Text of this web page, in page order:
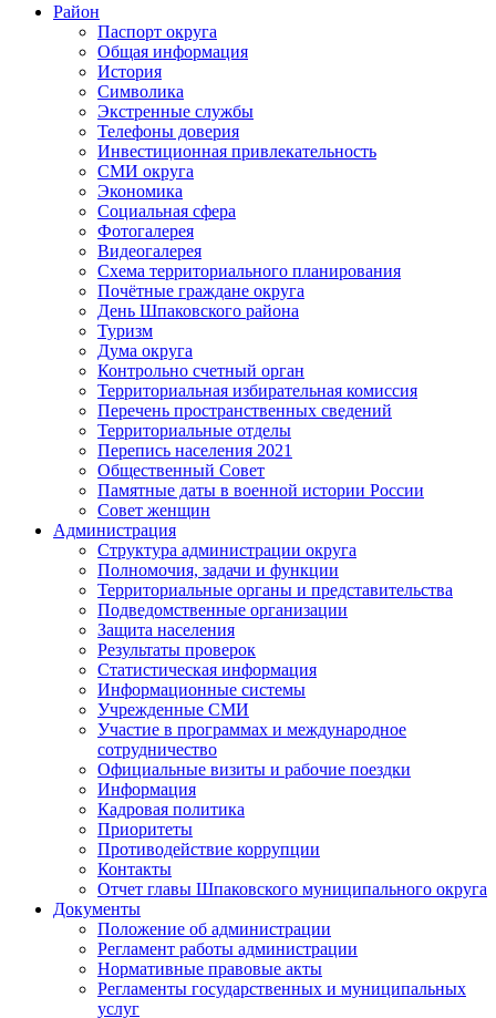
Район
Паспорт округа
Общая информация
История
Символика
Экстренные службы
Телефоны доверия
Инвестиционная привлекательность
СМИ округа
Экономика
Социальная сфера
Фотогалерея
Видеогалерея
Схема территориального планирования
Почётные граждане округа
День Шпаковского района
Туризм
Дума округа
Контрольно счетный орган
Территориальная избирательная комиссия
Перечень пространственных сведений
Территориальные отделы
Перепись населения 2021
Общественный Совет
Памятные даты в военной истории России
Совет женщин
Администрация
Структура администрации округа
Полномочия, задачи и функции
Территориальные органы и представительства
Подведомственные организации
Защита населения
Результаты проверок
Статистическая информация
Информационные системы
Учрежденные СМИ
Участие в программах и международное
сотрудничество
Официальные визиты и рабочие поездки
Информация
Кадровая политика
Приоритеты
Противодействие коррупции
Контакты
Отчет главы Шпаковского муниципального округа
Документы
Положение об администрации
Регламент работы администрации
Нормативные правовые акты
Регламенты государственных и муниципальных
услуг